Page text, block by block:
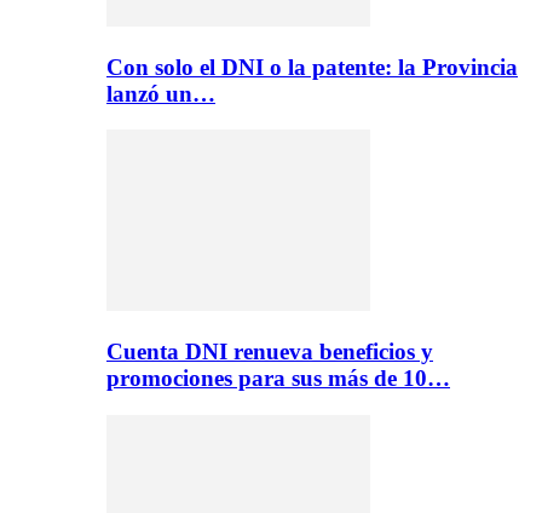
Con solo el DNI o la patente: la Provincia
lanzó un…
Cuenta DNI renueva beneficios y
promociones para sus más de 10…